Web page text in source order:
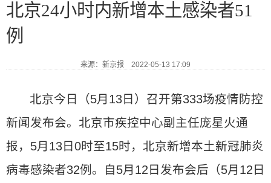
北京24小时内新增本土感染者51
例
来源：新京报 2022-05-13 17:09
北京今日（5月13日）召开第333场疫情防控
新闻发布会。北京市疾控中心副主任庞星火通
报，5月13日0时至15时，北京新增本土新冠肺炎
病毒感染者32例。自5月12日发布会后（5月12日